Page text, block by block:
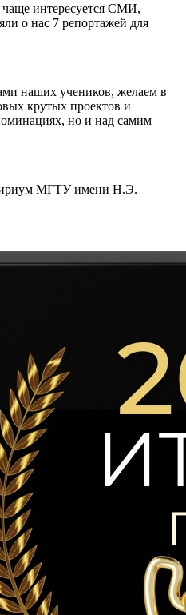
интересуется СМИ,
о нас 7 репортажей для
наших учеников, желаем в
крутых проектов и
но и над самим
МГТУ имени Н.Э.